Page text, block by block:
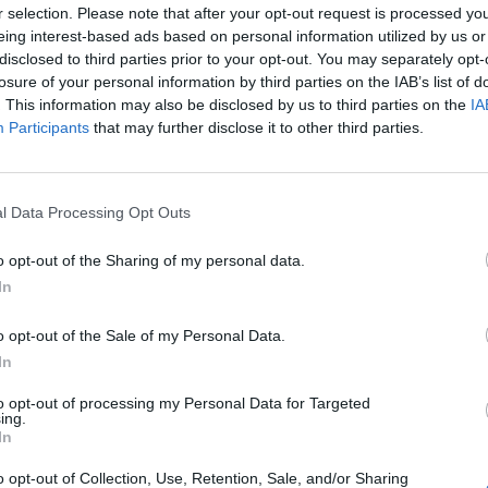
selection. Please note that after your opt-out request is processed
interest-based ads based on personal information utilized by us
to third parties prior to your opt-out. You may separately
of your personal information by third parties on the IAB’s list of
This information may also be disclosed by us to third parties on the
Participants that may further disclose it to other third parties.
Data Processing Opt Outs
opt-out of the Sharing of my personal data.
opt-out of the Sale of my Personal Data.
opt-out of processing my Personal Data for Targeted
opt-out of Collection, Use, Retention, Sale, and/or Sharing
oro per mettersi al riparo. Ma si rischia
cambi e si mortifica l'economia alla
tolto il flusso del risparmio che ne
l'ossigeno. Il principale creditore
è la Cina che detiene massicce quantità
basso il valore della sua moneta e
Chi ritiene che la legge del
è drogato e gli americani
degli altri soprattutto di noi europei,
Rudy Giuliani a Come States?